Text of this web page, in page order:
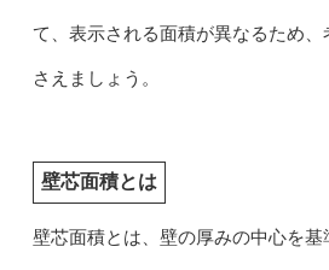
て、表示される面積が異なるため
さえましょう。
壁芯面積とは
壁芯面積とは、壁の厚みの中心を